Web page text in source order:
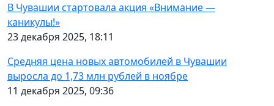
В Чувашии стартовала акция «Внимание —
каникулы!»
23 декабря 2025, 18:11
Средняя цена новых автомобилей в Чувашии
выросла до 1,73 млн рублей в ноябре
11 декабря 2025, 09:36